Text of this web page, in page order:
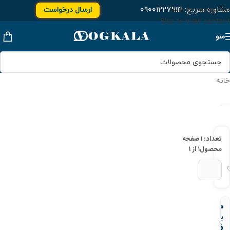
Skip to navigation
Skip to main content
مشاوره سریع:۰۹۰۰۱۲۲۷۹۱۴ ارسال درخواست
منو
خانه
تعداد: ۱
محصول
صفحه
۱ از ۱
مغزی
یکسر